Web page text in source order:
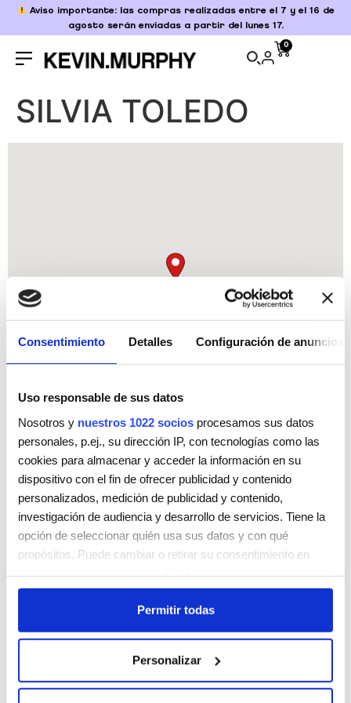
Consentimiento Detalles Configuración de anuncios
Uso responsable de sus datos
Nosotros y nuestros 1022 socios procesamos sus datos
personales, p.ej., su dirección IP, con tecnologías como las
cookies para almacenar y acceder la información en su
dispositivo con el fin de ofrecer publicidad y contenido
personalizados, medición de publicidad y contenido,
investigación de audiencia y desarrollo de servicios. Tiene la
opción de seleccionar quién usa sus datos y con qué
propósitos. Puede cambiar o retirar su consentimiento en
clicando en el Menú de consentimiento.
Si lo permite, también quisiéramos:
que puede tener una precisión de varios metros
Identificar su dispositivo analizándolo activamente
Permitir todas
Personalizar
Aviso importante: las compras realizadas entre el 7 y el 16 de
agosto serán enviadas a partir del lunes 17.
0
SILVIA TOLEDO
SILVIA TOLEDO
ISLA DE LOBOS S/N
SAN ISIDRO DE ABONASanta Cruz de Tenerife
ESPAÑA
Teléfono: 922390302
Lunes
9:00 AM - 5:00 PM
Martes
9:00 AM - 5:00 PM
9:00 AM - 5:00 PM
Viernes
9:00 AM - 5:00 PM